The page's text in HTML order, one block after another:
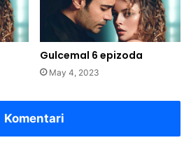
Gulcemal 6 epizoda
May 4, 2023
Komentari